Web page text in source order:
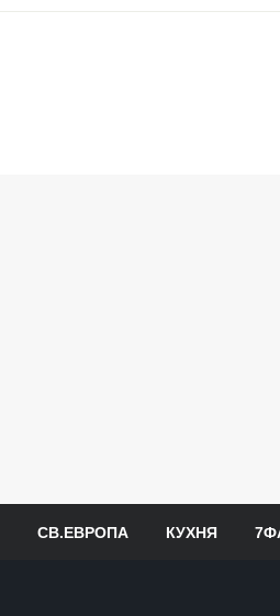
СВ.ЕВРОПА КУХНЯ